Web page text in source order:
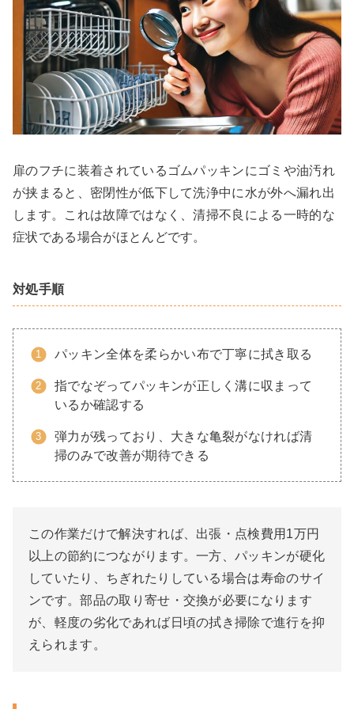
扉のフチに装着されているゴムパッキンにゴミや油汚れ
が挟まると、密閉性が低下して洗浄中に水が外へ漏れ出
します。これは故障ではなく、清掃不良による一時的な
症状である場合がほとんどです。
対処手順
パッキン全体を柔らかい布で丁寧に拭き取る
指でなぞってパッキンが正しく溝に収まって
いるか確認する
弾力が残っており、大きな亀裂がなければ清
掃のみで改善が期待できる
この作業だけで解決すれば、出張・点検費用1万円
以上の節約につながります。一方、パッキンが硬化
していたり、ちぎれたりしている場合は寿命のサイ
ンです。部品の取り寄せ・交換が必要になります
が、軽度の劣化であれば日頃の拭き掃除で進行を抑
えられます。